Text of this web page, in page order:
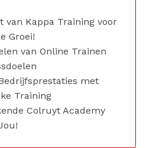
van Kappa Training voor
Groei!
van Online Trainen
met
Training
Colruyt Academy